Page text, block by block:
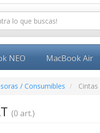
NEO MacBook Air
/ Consumibles Cintas
(0 art.)